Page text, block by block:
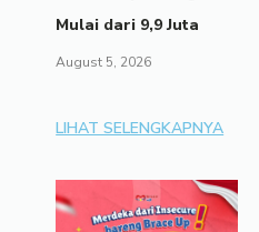
Mulai dari 9,9 Juta
August 5, 2026
LIHAT SELENGKAPNYA